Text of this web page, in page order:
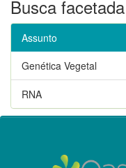
Busca facetada
Assunto
Genética Vegetal
RNA